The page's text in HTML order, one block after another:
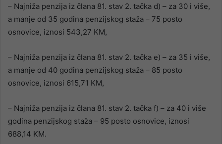
– Najniža penzija iz člana 81. stav 2. tačka d) – za 30 i više,
a manje od 35 godina penzijskog staža – 75 posto
osnovice, iznosi 543,27 KM,
– Najniža penzija iz člana 81. stav 2. tačka e) – za 35 i više,
a manje od 40 godina penzijskog staža – 85 posto
osnovice, iznosi 615,71 KM,
– Najniža penzija iz člana 81. stav 2. tačka f) – za 40 i više
godina penzijskog staža – 95 posto osnovice, iznosi
688,14 KM.